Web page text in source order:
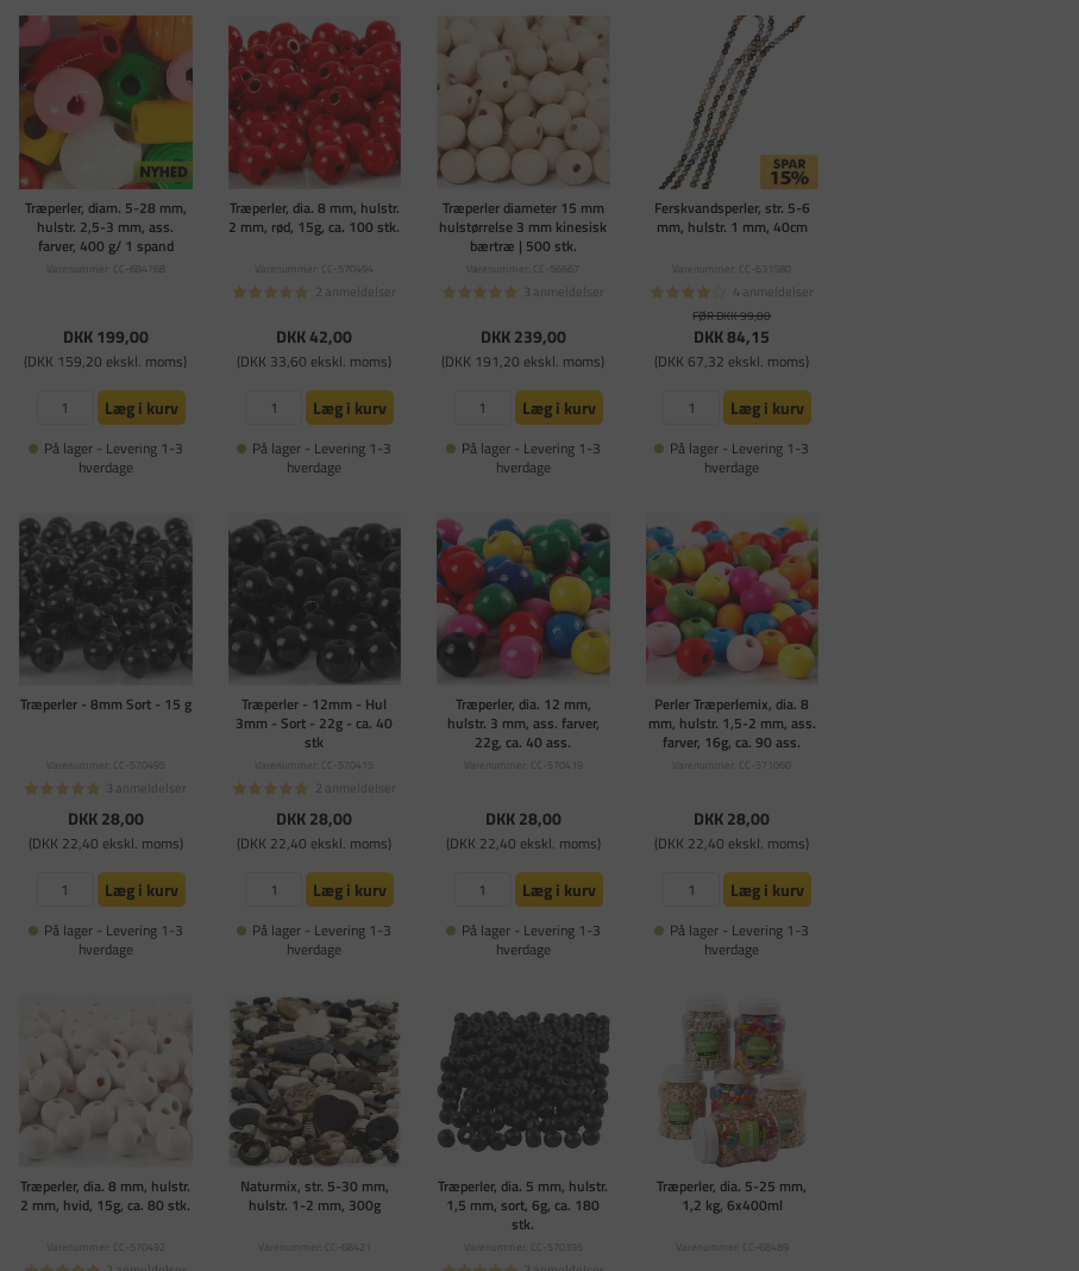
Træperler, diam. 5-28 mm,
hulstr. 2,5-3 mm, ass.
farver, 400 g/ 1 spand
Varenummer: CC-684768
DKK 199,00
(DKK 159,20 ekskl. moms)
Læg i kurv
På lager - Levering 1-3
hverdage
Træperler, dia. 8 mm, hulstr.
2 mm, rød, 15g, ca. 100 stk.
Varenummer: CC-570494
2 anmeldelser
DKK 42,00
(DKK 33,60 ekskl. moms)
Læg i kurv
På lager - Levering 1-3
hverdage
Træperler diameter 15 mm
hulstørrelse 3 mm kinesisk
bærtræ | 500 stk.
Varenummer: CC-56667
3 anmeldelser
DKK 239,00
(DKK 191,20 ekskl. moms)
Læg i kurv
På lager - Levering 1-3
hverdage
Ferskvandsperler, str. 5-6
mm, hulstr. 1 mm, 40cm
Varenummer: CC-631580
4 anmeldelser
FØR DKK 99,00
DKK 84,15
(DKK 67,32 ekskl. moms)
Læg i kurv
På lager - Levering 1-3
hverdage
Træperler - 8mm Sort - 15 g
Varenummer: CC-570495
3 anmeldelser
DKK 28,00
(DKK 22,40 ekskl. moms)
Læg i kurv
På lager - Levering 1-3
hverdage
Træperler - 12mm - Hul
3mm - Sort - 22g - ca. 40
stk
Varenummer: CC-570415
2 anmeldelser
DKK 28,00
(DKK 22,40 ekskl. moms)
Læg i kurv
På lager - Levering 1-3
hverdage
Træperler, dia. 12 mm,
hulstr. 3 mm, ass. farver,
22g, ca. 40 ass.
Varenummer: CC-570419
DKK 28,00
(DKK 22,40 ekskl. moms)
Læg i kurv
På lager - Levering 1-3
hverdage
Perler Træperlemix, dia. 8
mm, hulstr. 1,5-2 mm, ass.
farver, 16g, ca. 90 ass.
Varenummer: CC-571060
DKK 28,00
(DKK 22,40 ekskl. moms)
Læg i kurv
På lager - Levering 1-3
hverdage
Træperler, dia. 8 mm, hulstr.
2 mm, hvid, 15g, ca. 80 stk.
Varenummer: CC-570492
Naturmix, str. 5-30 mm,
hulstr. 1-2 mm, 300g
Varenummer: CC-68421
Træperler, dia. 5 mm, hulstr.
1,5 mm, sort, 6g, ca. 180
stk.
Varenummer: CC-570395
Træperler, dia. 5-25 mm,
1,2 kg, 6x400ml
Varenummer: CC-68489